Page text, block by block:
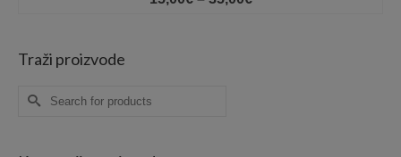
Traži proizvode
Search